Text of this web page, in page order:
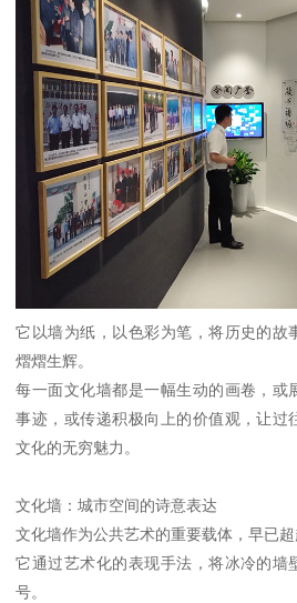
它以墙为纸，以色彩为笔，将历史的故
熠熠生辉。
每一面文化墙都是一幅生动的画卷，或
事迹，或传递积极向上的价值观，让过
文化的无穷魅力。
文化墙：城市空间的诗意表达
文化墙作为公共艺术的重要载体，早已超
它通过艺术化的表现手法，将冰冷的墙
号。